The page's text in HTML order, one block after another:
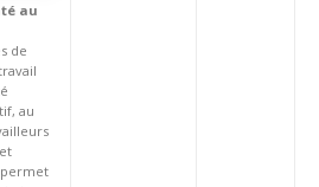
au
de
au